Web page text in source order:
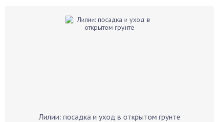
Лилии: посадка и уход в открытом грунте